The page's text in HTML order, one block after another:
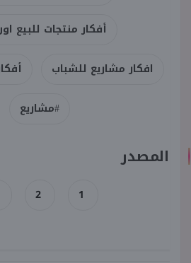
أفكار منتجات للبيع
افكار مشاريع للشباب
#مشاريع
المصدر
2